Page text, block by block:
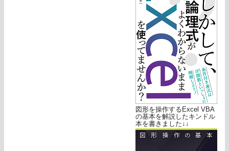
図形を操作するExcel VBA
の基本を解説したキンドル
本を書きました↓↓